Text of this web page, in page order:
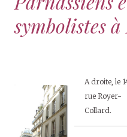
symbolistes
A droite, le
rue Royer-
Collard.